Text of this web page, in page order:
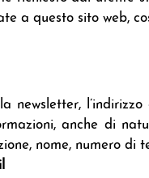
a questo sito web,
newsletter,
anche di
nome, numero di